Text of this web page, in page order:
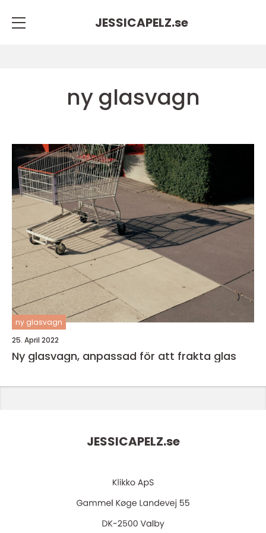
JESSICAPELZ.se
ny glasvagn
ny glasvagn
25. April 2022
Ny glasvagn, anpassad för att frakta glas
JESSICAPELZ.se